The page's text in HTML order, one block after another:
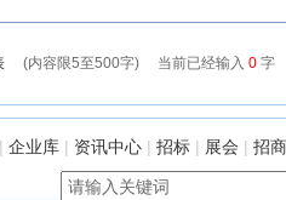
企业库| 资讯中心| 招标| 展会 | 招商